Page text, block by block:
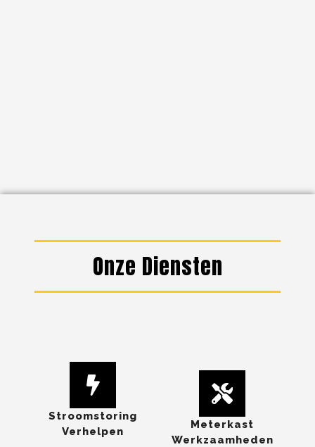
Onze Diensten
Stroomstoring
Verhelpen
Meterkast
Werkzaamheden